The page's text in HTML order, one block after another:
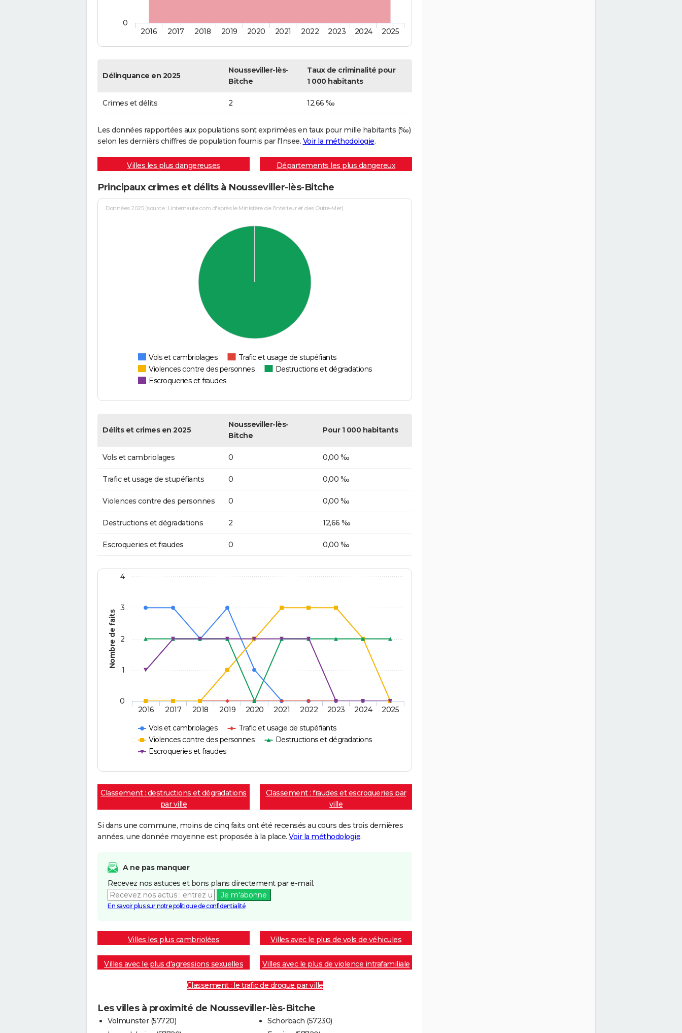
2016 2017 2018 2019 2020 2021 2022 2023 2024 2025
0
Délinquance en 2025
Nousseviller-lès-
Bitche
Taux de criminalité pour
1 000 habitants
Crimes et délits 2 12,66 ‰
Les données rapportées aux populations sont exprimées en taux pour mille habitants (‰)
selon les dernièrs chiffres de population fournis par l'Insee. Voir la méthodologie.
Villes les plus dangereuses Départements les plus dangereux
Principaux crimes et délits à Nousseviller-lès-Bitche
Données 2025 (source : Linternaute.com d'après le Ministère de l'Intérieur et des Outre-Mer)
Vols et cambriolages
Trafic et usage de stupéfiants
Violences contre des personnes
Destructions et dégradations
Escroqueries et fraudes
Délits et crimes en 2025
Nousseviller-lès-
Bitche
Pour 1 000 habitants
Vols et cambriolages 0 0,00 ‰
Trafic et usage de stupéfiants 0 0,00 ‰
Violences contre des personnes 0 0,00 ‰
Destructions et dégradations 2 12,66 ‰
Escroqueries et fraudes 0 0,00 ‰
Nombre de faits
Vols et cambriolages
Trafic et usage de stupéfiants
Violences contre des personnes
Destructions et dégradations
Escroqueries et fraudes
2016 2017 2018 2019 2020 2021 2022 2023 2024 2025
0
1
2
3
4
Classement : destructions et dégradations
par ville
Classement : fraudes et escroqueries par
ville
Si dans une commune, moins de cinq faits ont été recensés au cours des trois dernières
années, une donnée moyenne est proposée à la place. Voir la méthodologie.
A ne pas manquer
Recevez nos astuces et bons plans directement par e-mail.
Je m'abonne
En savoir plus sur notre politique de confidentialité
Villes les plus cambriolées Villes avec le plus de vols de véhicules
Villes avec le plus d'agressions sexuelles Villes avec le plus de violence intrafamiliale
Classement : le trafic de drogue par ville
Les villes à proximité de Nousseviller-lès-Bitche
Volmunster (57720)
Schorbach (57230)